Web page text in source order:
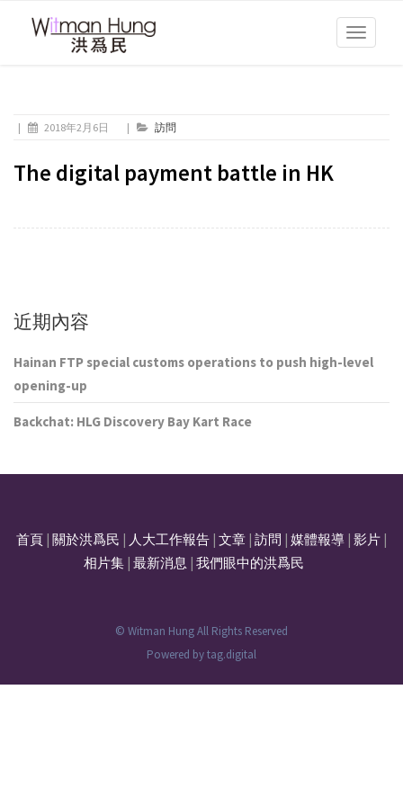
Toggle
| 2018年2月6日 | 訪問
The digital payment battle in HK
近期內容
Hainan FTP special customs operations to push high-level
opening-up
Backchat: HLG Discovery Bay Kart Race
首頁 關於洪爲民 人大工作報告 文章 訪問 媒體報導 影片
相片集| 最新消息 我們眼中的洪爲民
© Witman Hung All Rights Reserved
Powered bytag.digital